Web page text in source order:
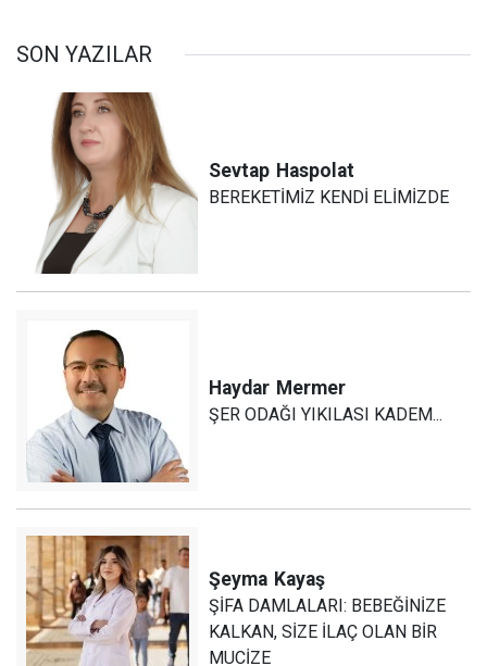
SON YAZILAR
Sevtap Haspolat
BEREKETİMİZ KENDİ ELİMİZDE
Haydar Mermer
ŞER ODAĞI YIKILASI KADEM...
Şeyma Kayaş
ŞİFA DAMLALARI: BEBEĞİNİZE
KALKAN, SİZE İLAÇ OLAN BİR
MUCİZE